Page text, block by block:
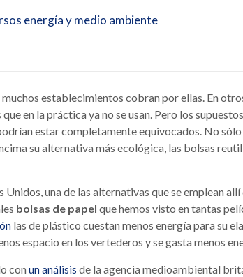
energía y medio ambiente
muchos establecimientos cobran por ellas. En
en la práctica ya no se usan. Pero los supuestos
estar completamente equivocados. No
su alternativa más ecológica, las bolsas
Unidos, una de las alternativas que se emplean
bolsas de papel que hemos visto en tantas
las de plástico cuestan menos energía para su
espacio en los vertederos y se gasta menos
conun análisis de la agencia medioambiental